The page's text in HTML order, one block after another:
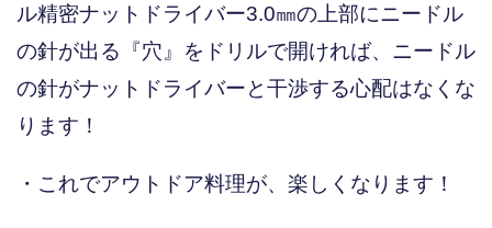
ル精密ナットドライバー3.0㎜の上部にニードル
の針が出る『穴』をドリルで開ければ、ニードル
の針がナットドライバーと干渉する心配はなくな
ります！
・これでアウトドア料理が、楽しくなります！